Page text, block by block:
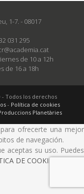
1-7. - 08017
031 295
de 10 a 12h
de 16 a 18h
- Todos los derechos
- Política de cookies
Planetàries
ofrecerte una mejor
de navegación.
aceptas su uso. Puedes
DE COOKIES.